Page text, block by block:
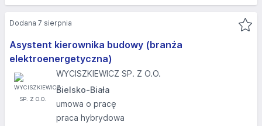
Asystent kierownika budowy (branża
elektroenergetyczna)
WYCISZKIEWICZ SP. Z O.O.
Bielsko-Biała
umowa o pracę
praca hybrydowa
Dodana 7 sierpnia